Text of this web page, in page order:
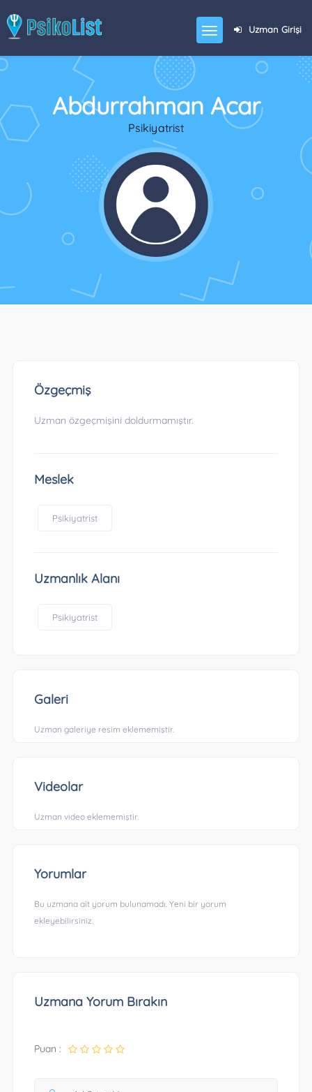
Uzman Girişi
Abdurrahman Acar
Psikiyatrist
Özgeçmiş
Uzman özgeçmişini doldurmamıştır.
Meslek
Psikiyatrist
Uzmanlık Alanı
Psikiyatrist
Galeri
Uzman galeriye resim eklememiştir.
Videolar
Uzman video eklememiştir.
Yorumlar
Bu uzmana ait yorum bulunamadı. Yeni bir yorum
ekleyebilirsiniz.
Uzmana Yorum Bırakın
Puan :